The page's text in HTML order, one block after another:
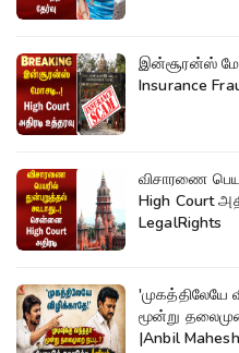
இன்சூரன்ஸ்
Insurance
விசாரணை
High Court
LegalRights
'முகத்திலேயே
மூன்று
|Anbil Mahesh